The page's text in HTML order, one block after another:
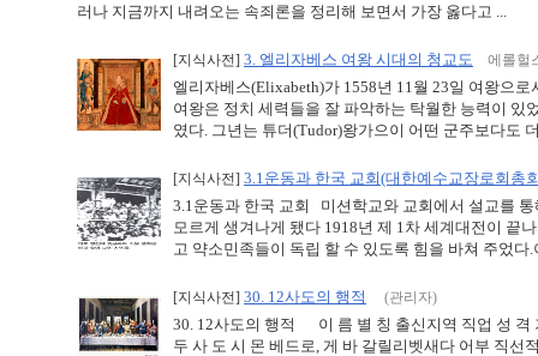
러나 지금까지 내려오는 속죄론을 정리해 보면서 가장 옳다고 ...
[지식사전] 3. 엘리자베스 여왕 시대의 청교도 에롤헐
엘리자베스(Elixabeth)가 1558년 11월 23일 여왕으
여왕은 정치 세력들을 잘 파악하는 탁월한 능력이 있
였다. 그년는 튜더(Tudor)왕가으이 어떤 군주보다도
[지식사전] 3.1운동과 한국 교회(대한예수교장로회총
3.1운동과 한국 교회 미션학교와 교회에서 설교를
모르게 생겨나게 됐다 1918년 제 1차 세계대전이 끝
고 약소민족들이 독립 할 수 있도록 힘을 바쳐 주었다
[지식사전] 30. 12사도의 행적 (관리자)
30. 12사도의 행적 이 름 별 칭 출신지역 직업 성 격
두 사 도 시 몬 베드로, 게 바 갈릴리벳새다 어부 직